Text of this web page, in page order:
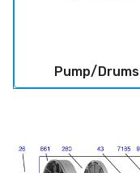
Pump/Drums